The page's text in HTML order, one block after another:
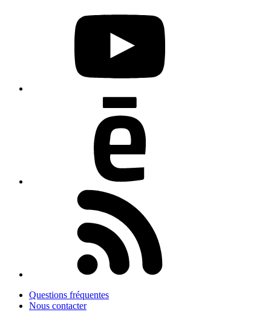
Questions fréquentes
Nous contacter